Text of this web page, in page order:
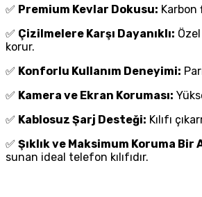
✅ Premium Kevlar Dokusu:
✅ Çizilmelere Karşı Dayanıklı:
korur.
✅ Konforlu Kullanım Deneyimi:
✅ Kamera ve Ekran Koruması:
✅ Kablosuz Şarj Desteği: Kılıfı
✅ Şıklık ve Maksimum Koruma Bir
sunan ideal telefon kılıfıdır.